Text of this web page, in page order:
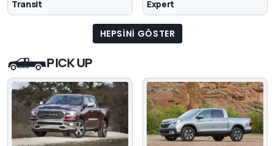
Transit Expert
HEPSINI GÖSTER
PICK UP